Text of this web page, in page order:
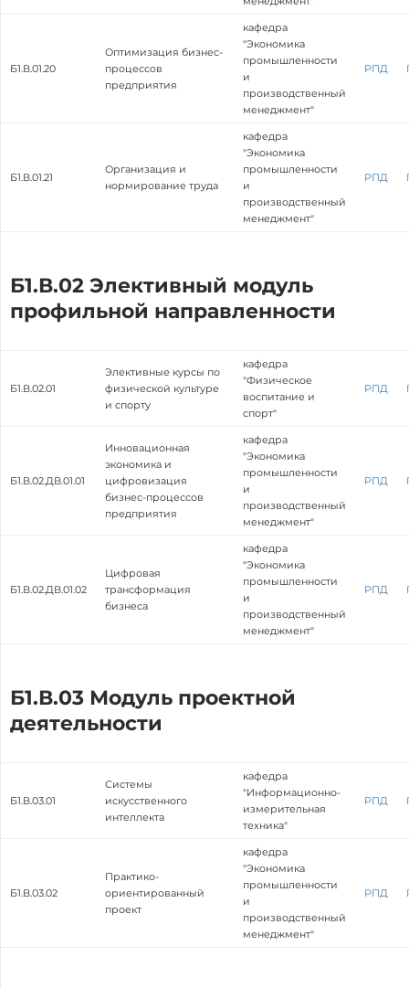
Б1.В.01.20
Оптимизация бизнес-
процессов
предприятия
кафедра
"Экономика
промышленности
и
производственный
менеджмент"
РПД
Б1.В.01.21
Организация и
нормирование труда
кафедра
"Экономика
промышленности
и
производственный
менеджмент"
РПД
Б1.В.02 Элективный модуль
профильной направленности
Б1.В.02.01
Элективные курсы по
физической культуре
и спорту
кафедра
"Физическое
воспитание и
спорт"
РПД
Б1.В.02.ДВ.01.01
Инновационная
экономика и
цифровизация
бизнес-процессов
предприятия
кафедра
"Экономика
промышленности
и
производственный
менеджмент"
РПД
Б1.В.02.ДВ.01.02
Цифровая
трансформация
бизнеса
кафедра
"Экономика
промышленности
и
производственный
менеджмент"
РПД
Б1.В.03 Модуль проектной
деятельности
Б1.В.03.01
Системы
искусственного
интеллекта
кафедра
"Информационно-
измерительная
техника"
РПД
Б1.В.03.02
Практико-
ориентированный
проект
кафедра
"Экономика
промышленности
и
производственный
менеджмент"
РПД